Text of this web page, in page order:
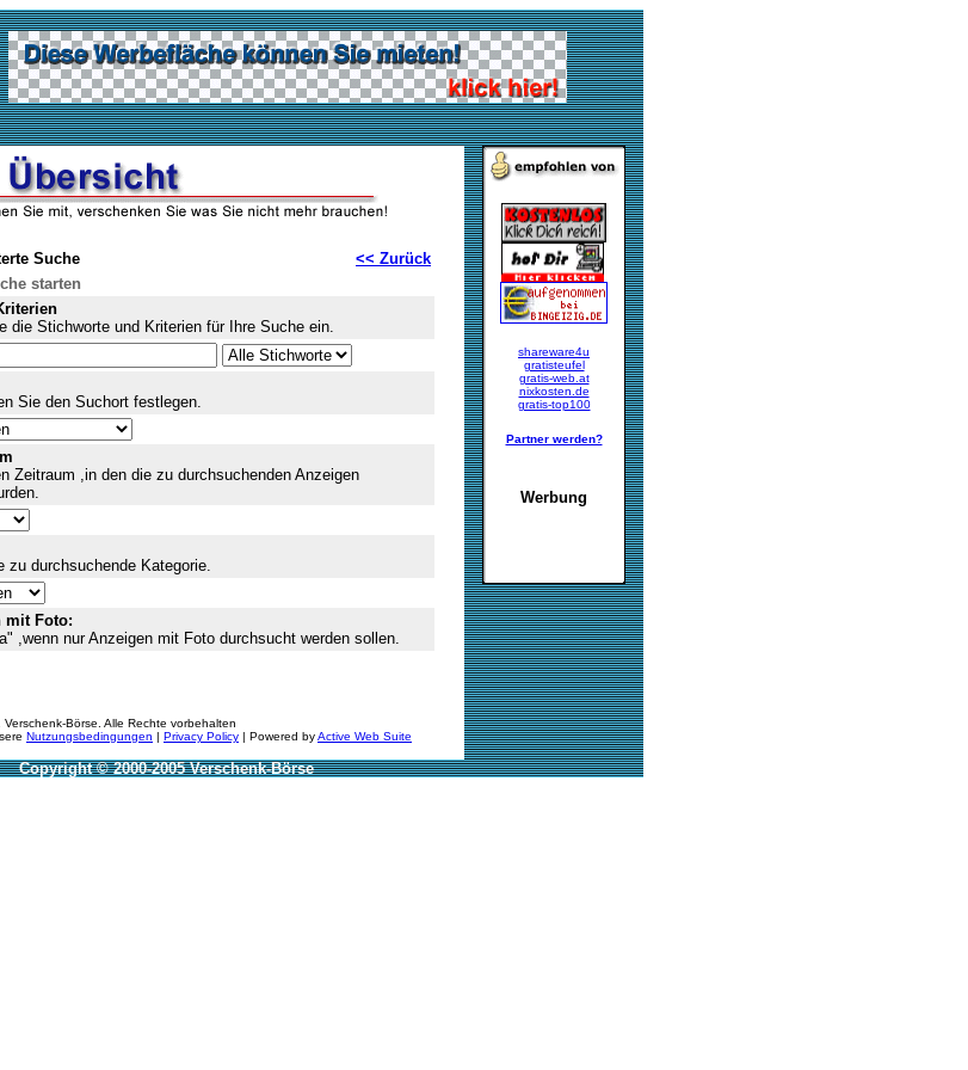
Suche
<< Zurück
starten
die Stichworte und Kriterien für Ihre Suche ein.
Sie den Suchort festlegen.
Zeitraum ,in den die zu durchsuchenden Anzeigen
zu durchsuchende Kategorie.
mit Foto:
,wenn nur Anzeigen mit Foto durchsucht werden sollen.
Börse. Alle Rechte vorbehalten
Nutzungsbedingungen | Privacy Policy | Powered byActive Web Suite
shareware4u
gratisteufel
gratis-web.at
nixkosten.de
gratis-top100
Partner werden?
Werbung
Copyright © 2000-2005 Verschenk-Börse